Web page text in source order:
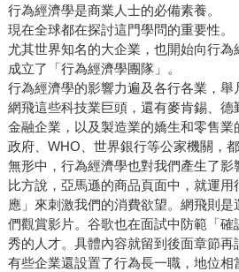
行為經濟學是商業人士的必備素養。
現在全球都在探討這門學問的重要性。
尤其世界知名的大企業，也開始向行
成立了「行為經濟學團隊」。
行為經濟學的影響力遍及各行各業，舉
網飛這些科技業巨頭，還有麥肯錫、
金融企業，以及製造業的嬌生和零售業
政府、WHO、世界銀行等公家機關，
無形中，行為經濟學也對我們產生了影
比方說，亞馬遜的商品頁面中，就運
應」來刺激我們的消費欲望。網飛則
們觀賞影片。谷歌也在面試中防範「
秀的人才。具體內容就留到後面章節再
有些企業還設置了行為長一職，地位相